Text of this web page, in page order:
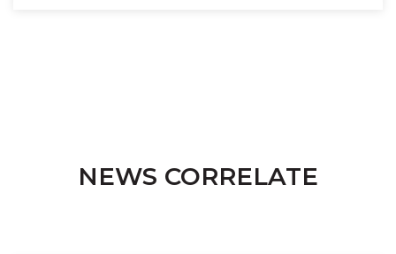
NEWS CORRELATE